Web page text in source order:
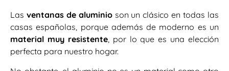
Las ventanas de aluminioson un clásico en todas las
casas españolas, porque además de moderno es un
material muy resistente, por lo que es una elección
perfecta para nuestro hogar.